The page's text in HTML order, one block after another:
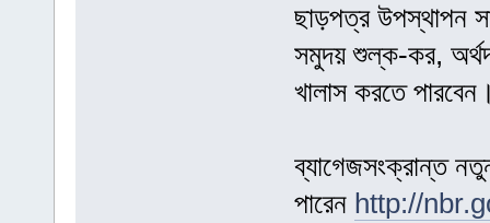
ছাড়পত্র উপস্থাপন
সমুদয় শুল্ক-কর,
খালাস করতে
ব্যাগেজসংক্রান্ত
পারেন http://